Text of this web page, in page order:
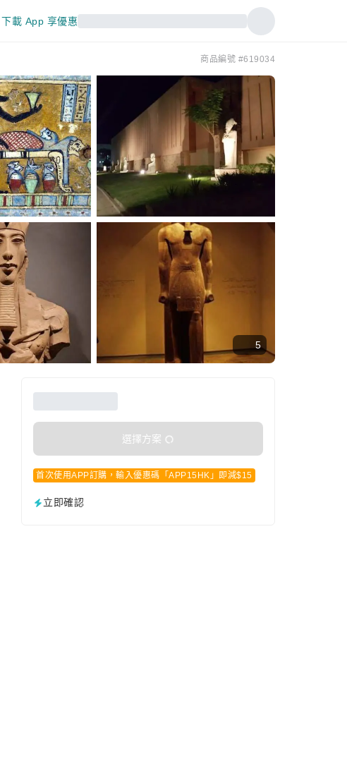
下載 App 享優惠
商品編號 #619034
5
選擇方案
首次使用APP訂購，輸入優惠碼「APP15HK」即減$15
立即確認